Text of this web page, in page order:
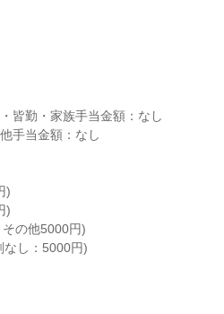
皆勤・家族手当金額：なし
手当金額：なし
)
)
の他5000円)
なし：5000円)